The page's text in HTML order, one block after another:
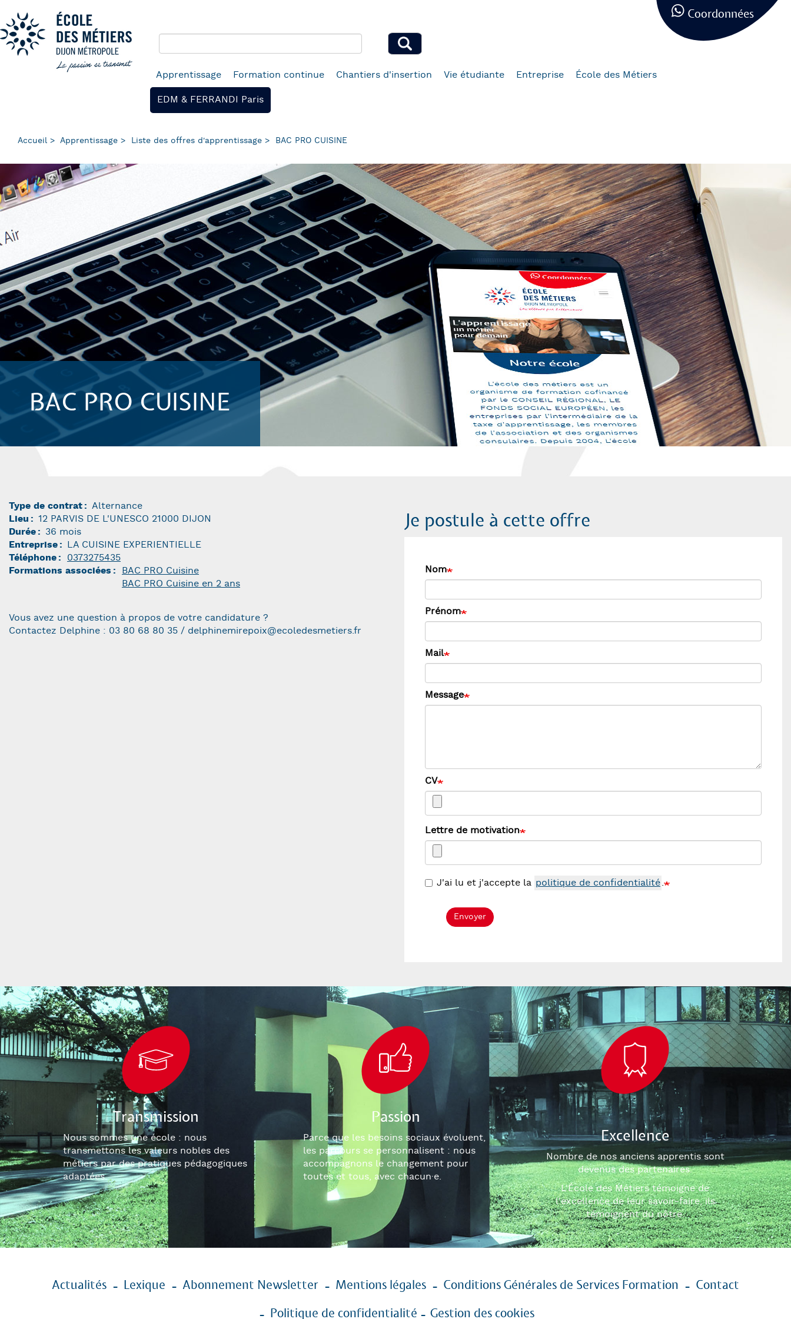
contenu
principal
Navigation
principale
Apprentissage Formation continue Chantiers d'insertion Vie étudiante Entreprise
École des Métiers
EDM & FERRANDI Paris
Coordonnées
Accueil Apprentissage Liste des offres d'apprentissage BAC PRO CUISINE
BAC PRO CUISINE
Type de contrat
Alternance
Lieu
12 PARVIS DE L'UNESCO 21000 DIJON
Durée
36 mois
Entreprise
LA CUISINE EXPERIENTIELLE
Téléphone
0373275435
Formations associées
BAC PRO Cuisine
BAC PRO Cuisine en 2 ans
Vous avez une question à propos de votre candidature ?
Contactez Delphine : 03 80 68 80 35 / delphinemirepoix@ecoledesmetiers.fr
Je postule à cette offre
Nom
Prénom
Mail
Message
CV
Lettre de motivation
J'ai lu et j'accepte la politique de confidentialité.
Envoyer
Transmission
Nous sommes une école : nous
transmettons les valeurs nobles des
métiers par des pratiques pédagogiques
adaptées.
Passion
Parce que les besoins sociaux évoluent,
les parcours se personnalisent : nous
accompagnons le changement pour
toutes et tous, avec chacun·e.
Excellence
Nombre de nos anciens apprentis sont
devenus des partenaires.
L'École des Métiers témoigne de
l'excellence de leur savoir-faire, ils
témoignent du nôtre.
Actualités Lexique Abonnement Newsletter Mentions légales Conditions Générales de Services Formation
Contact
Politique de confidentialité
Gestion des cookies